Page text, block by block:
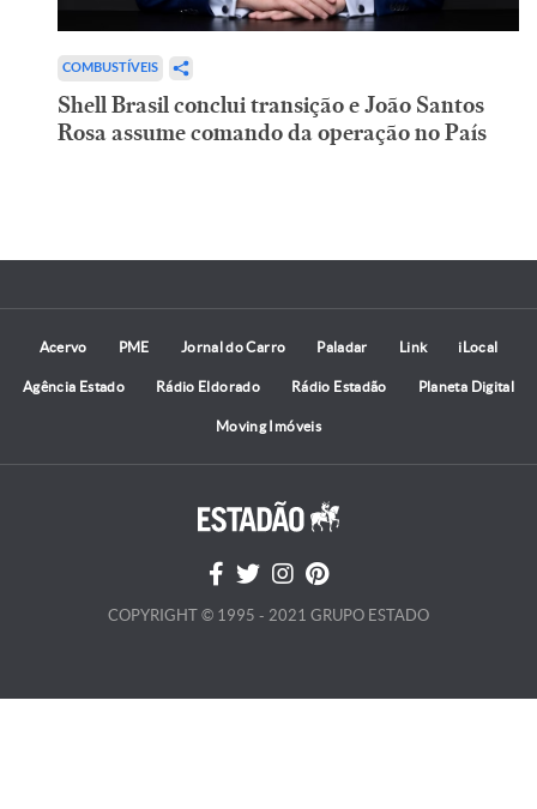
COMBUSTÍVEIS
Shell Brasil conclui transição e João Santos
Rosa assume comando da operação no País
Acervo PME Jornal do Carro Paladar Link iLocal
Agência Estado Rádio Eldorado Rádio Estadão Planeta Digital
Moving Imóveis
COPYRIGHT © 1995 - 2021 GRUPO ESTADO